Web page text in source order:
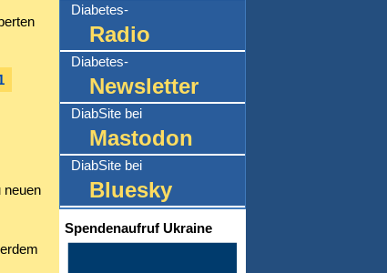
neuen
Diabetes-
Radio
Diabetes-
Newsletter
DiabSite bei
Mastodon
DiabSite bei
Bluesky
Spendenaufruf Ukraine